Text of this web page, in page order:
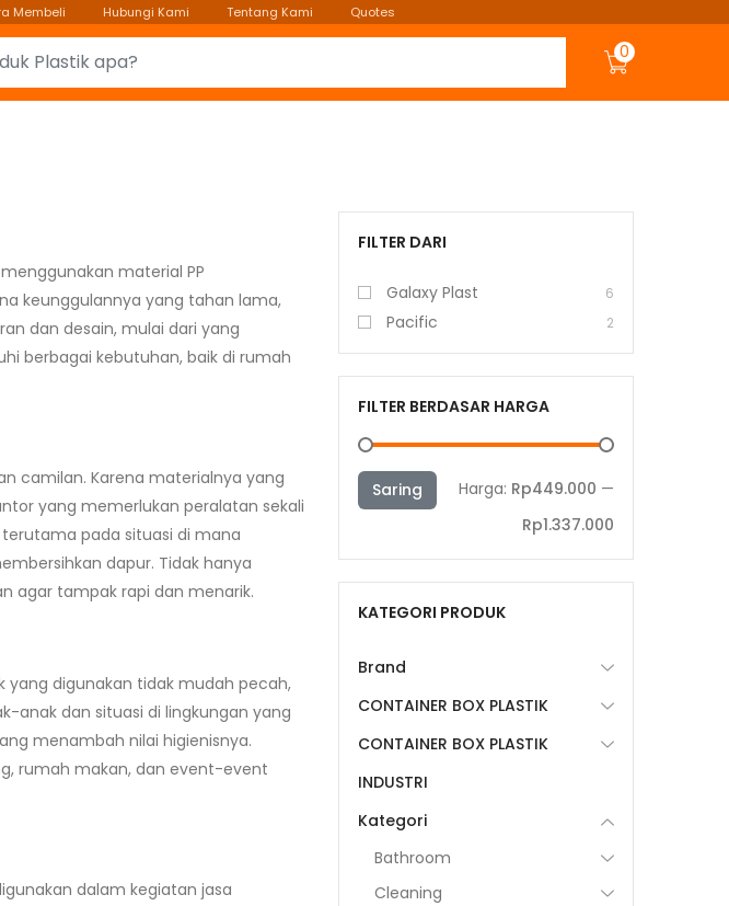
Membeli Hubungi Kami Tentang Kami Quotes
0
material PP
keunggulannya yang tahan lama,
dan desain, mulai dari yang
berbagai kebutuhan, baik di rumah
camilan. Karena materialnya yang
yang memerlukan peralatan sekali
pada situasi di mana
dapur. Tidak hanya
agar tampak rapi dan menarik.
yang digunakan tidak mudah pecah,
anak dan situasi di lingkungan yang
menambah nilai higienisnya.
rumah makan, dan event-event
dalam kegiatan jasa
FILTER DARI
Galaxy Plast 6
Pacific 2
FILTER BERDASAR HARGA
Saring Harga: Rp449.000 —
Rp1.337.000
KATEGORI PRODUK
Brand
CONTAINER BOX PLASTIK
CONTAINER BOX PLASTIK
INDUSTRI
Kategori
Bathroom
Cleaning